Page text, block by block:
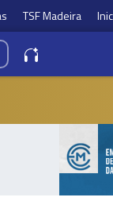
TSF Madeira